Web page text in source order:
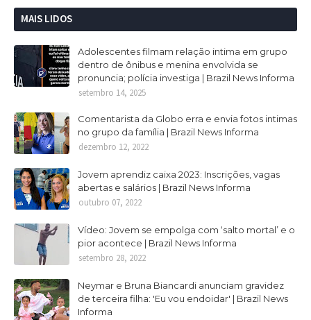
MAIS LIDOS
Adolescentes filmam relação intima em grupo
dentro de ônibus e menina envolvida se
pronuncia; polícia investiga | Brazil News Informa
setembro 14, 2025
Comentarista da Globo erra e envia fotos intimas
no grupo da família | Brazil News Informa
dezembro 12, 2022
Jovem aprendiz caixa 2023: Inscrições, vagas
abertas e salários | Brazil News Informa
outubro 07, 2022
Vídeo: Jovem se empolga com ‘salto mortal’ e o
pior acontece | Brazil News Informa
setembro 28, 2022
Neymar e Bruna Biancardi anunciam gravidez
de terceira filha: 'Eu vou endoidar' | Brazil News
Informa